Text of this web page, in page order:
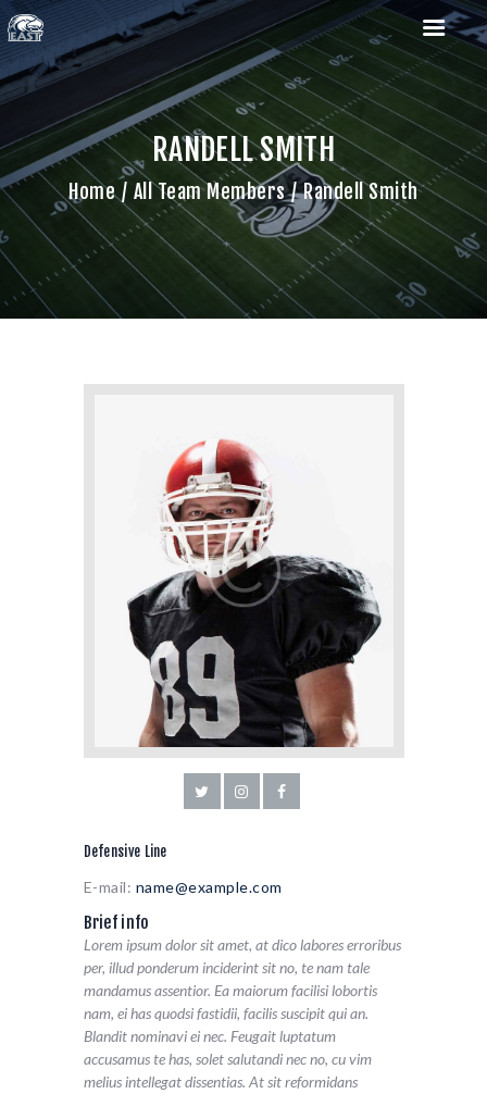
RANDELL SMITH
Home All Team Members
Randell Smith
HOME
ROSTERS
SCHEDULES
COACHES
Defensive Line
E-mail: name@example.com
Brief info
Lorem ipsum dolor sit amet, at dico labores erroribus
per, illud ponderum inciderint sit no, te nam tale
mandamus assentior. Ea maiorum facilisi lobortis
nam, ei has quodsi fastidii, facilis suscipit qui an.
Blandit nominavi ei nec. Feugait luptatum
accusamus te has, solet salutandi nec no, cu vim
melius intellegat dissentias. At sit reformidans